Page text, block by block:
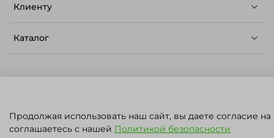
Клиенту
Каталог
2023.Карта сайта.Политика конфиденциальности
ПН - ПТ: 09:00 - 17:00
Продолжая использовать наш сайт, вы даете согласие
соглашаетесь с нашей Политикой безопасности